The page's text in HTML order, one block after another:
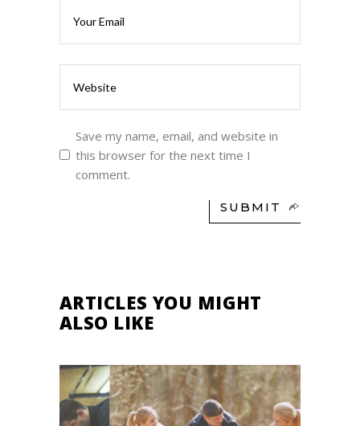
Save my name, email, and website in
this browser for the next time I
comment.
SUBMIT
ARTICLES YOU MIGHT
ALSO LIKE